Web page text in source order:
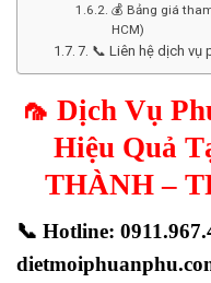
💰 Bảng giá
HCM)
7. 📞 Liên hệ dịch vụ
🦟 Dịch Vụ
Hiệu Quả
THÀNH –
📞 Hotline: